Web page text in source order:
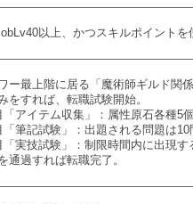
以上、かつスキルポイントを
ー最上階に居る「魔術師ギルド関
をすれば、転職試験開始。
アイテム収集」：属性原石各種5
筆記試験」：出題される問題は
実技試験」：制限時間内に出現す
通過すれば転職完了。